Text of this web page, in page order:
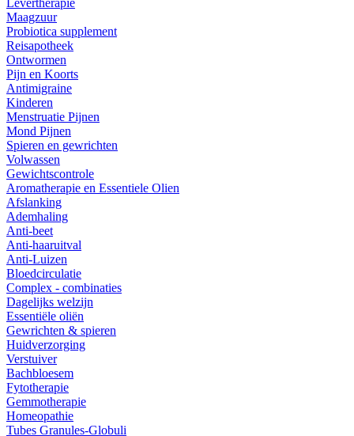
Maagzuur
Probiotica supplement
Reisapotheek
Ontwormen
Pijn en Koorts
Antimigraine
Kinderen
Menstruatie Pijnen
Mond Pijnen
Spieren en gewrichten
Volwassen
Gewichtscontrole
Aromatherapie en Essentiele Olien
Afslanking
Ademhaling
Anti-beet
Anti-haaruitval
Anti-Luizen
Bloedcirculatie
Complex - combinaties
Dagelijks welzijn
Essentiële oliën
Gewrichten & spieren
Huidverzorging
Verstuiver
Bachbloesem
Fytotherapie
Gemmotherapie
Homeopathie
Tubes Granules-Globuli